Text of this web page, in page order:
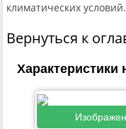
климатических условий.
Вернуться к
Характеристики